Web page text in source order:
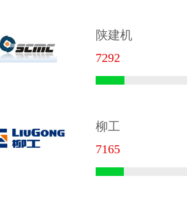
陕建机
7292
柳工
7165